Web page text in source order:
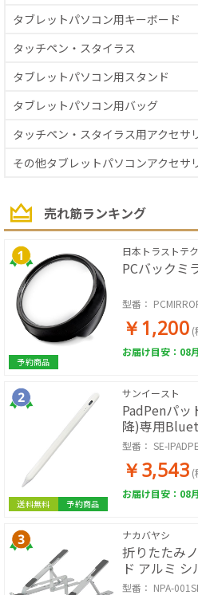
タブレットパソコン用キーボード
タッチペン・スタイラス
タブレットパソコン用スタンド
タブレットパソコン用バッグ
タッチペン・スタイラス用アクセサ
その他タブレットパソコンアクセサ
売れ筋ランキング
予約商品
日本トラストテ
PCバックミ
型番：
￥1,200 (
お届け目安：08
送料無料 予約商品
サンイースト
PadPenパ
降)専用
型番： SE-
￥3,543 (
お届け目安：08
ナカバヤシ
折りたたみ
ド アルミ シ
型番： NPA-001SL